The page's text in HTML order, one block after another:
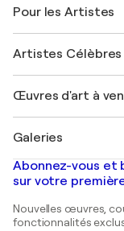
Offrir une carte
Rejoignez notre
Mon compte
+33 1 76 44 06 42
FAQ
Magazine Singulart
Emplois
Découvrez une
Pour les Artistes
Se connecter en
Artistes Célèbres
Marc Chagall
Banksy
Mr. Brainwash
Shepard Fairey
Œuvres d'art à
Tableaux abstraits
Peintures de
Estampes
Peintures
Galeries
Galeries d'art en
Galeries d'art en
Abonnez-vous et
sur votre
Nouvelles œuvres,
fonctionnalités